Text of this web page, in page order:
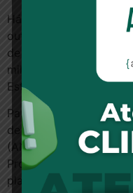
Há uma grande
outro. Enquanto um
de R$ 1 mil, um stent
mil, segundo ata de
Estado do Maranhão
Para Joana, o
de saúde. A Agência
(ANS), estabelece uma
Procedimentos, que
planos. Mas as